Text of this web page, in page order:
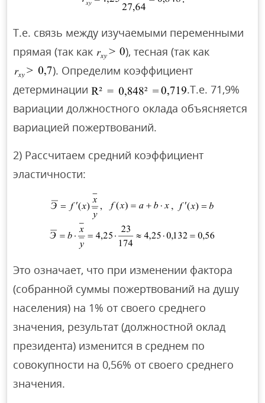
Т.е. связь между изучаемыми переменными
прямая (так как
), тесная (так как
). Определим коэффициент
детерминации
.Т.е. 71,9%
вариации должностного оклада объясняется
вариацией пожертвований.
2) Рассчитаем средний коэффициент
эластичности:
Это означает, что при изменении фактора
(собранной суммы пожертвований на душу
населения) на 1% от своего среднего
значения, результат (должностной оклад
президента) изменится в среднем по
совокупности на 0,56% от своего среднего
значения.